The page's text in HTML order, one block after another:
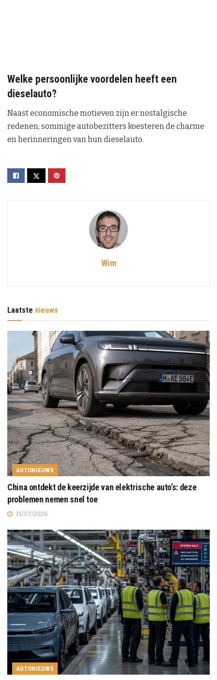
Welke persoonlijke voordelen heeft een
dieselauto?
Naast economische motieven zijn er nostalgische
redenen; sommige autobezitters koesteren de charme
en herinneringen van hun dieselauto.
Wim
Laatste nieuws
AUTONIEUWS
China ontdekt de keerzijde van elektrische auto’s: deze
problemen nemen snel toe
31/07/2026
AUTONIEUWS